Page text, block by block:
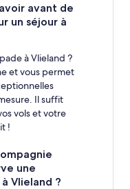
avant de
un séjour à
à Vlieland ?
et vous permet
Il suffit
vols et votre
!
une
Vlieland ?